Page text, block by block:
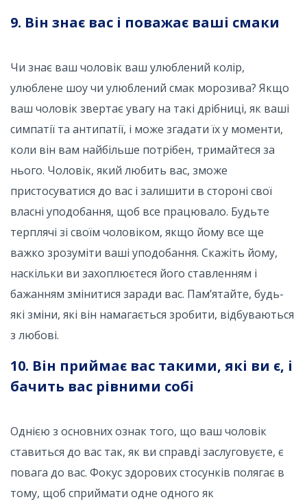
9. Він знає вас і поважає ваші смаки
Чи знає ваш чоловік ваш улюблений колір,
улюблене шоу чи улюблений смак морозива? Якщо
ваш чоловік звертає увагу на такі дрібниці, як ваші
симпатії та антипатії, і може згадати їх у моменти,
коли він вам найбільше потрібен, тримайтеся за
нього. Чоловік, який любить вас, зможе
пристосуватися до вас і залишити в стороні свої
власні уподобання, щоб все працювало. Будьте
терплячі зі своїм чоловіком, якщо йому все ще
важко зрозуміти ваші уподобання. Скажіть йому,
наскільки ви захоплюєтеся його ставленням і
бажанням змінитися заради вас. Пам’ятайте, будь-
які зміни, які він намагається зробити, відбуваються
з любові.
10. Він приймає вас такими, які ви є, і
бачить вас рівними собі
Однією з основних ознак того, що ваш чоловік
ставиться до вас так, як ви справді заслуговуєте, є
повага до вас. Фокус здорових стосунків полягає в
тому, щоб сприймати одне одного як